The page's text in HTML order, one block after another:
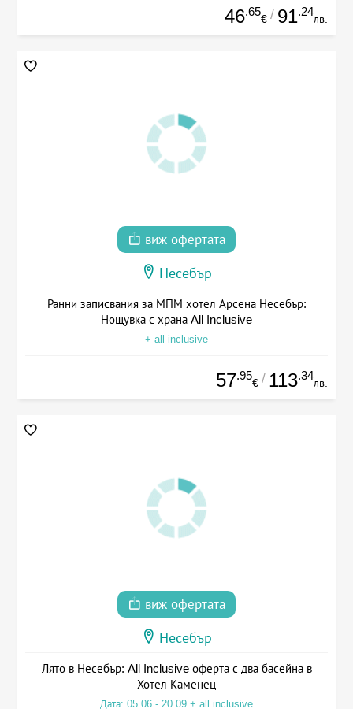
46.65
€ / 91.24
лв.
виж офертата
Несебър
Ранни записвания за МПМ хотел Арсена Несебър:
Нощувка с храна All Inclusive
+ all inclusive
57.95
€ / 113.34
лв.
виж офертата
Несебър
Лято в Несебър: All Inclusive оферта с два басейна в
Хотел Каменец
Дата: 05.06 - 20.09 + all inclusive